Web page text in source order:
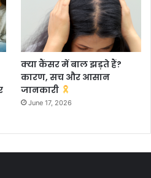
क्या कैंसर में बाल झड़ते हैं?
कारण, सच और आसान
जानकारी
June 17, 2026